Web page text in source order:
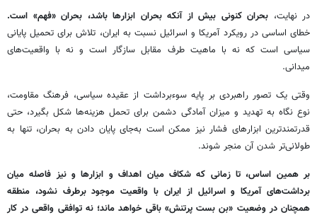
در نهایت، بحران کنونی بیش از آنکه بحران ابزارها باشد، بحران «فهم» است.
خطای اساسی در رویکرد آمریکا و اسرائیل نسبت به ایران، تلاش برای تحمیل پایانی
سیاسی است که نه با ماهیت طرف مقابل سازگار است و نه با واقعیت‌های
میدانی.
وقتی یک تصور راهبردی بر پایه سوءبرداشت از عقیده سیاسی، فرهنگ مقاومت،
نوع نگاه به تهدید و میزان آمادگی دشمن برای تحمل هزینه‌ها شکل بگیرد، حتی
قدرتمندترین ابزارهای فشار نیز ممکن است به‌جای پایان دادن به بحران، تنها به
طولانی‌تر شدن آن منجر شوند.
بر همین اساس، تا زمانی که شکاف میان اهداف و ابزارها و نیز فاصله میان
برداشت‌های آمریکا و اسرائیل از ایران با واقعیت موجود برطرف نشود، منطقه
همچنان در وضعیت «بن بست پرتنش» باقی خواهد ماند؛ نه توافقی واقعی در کار